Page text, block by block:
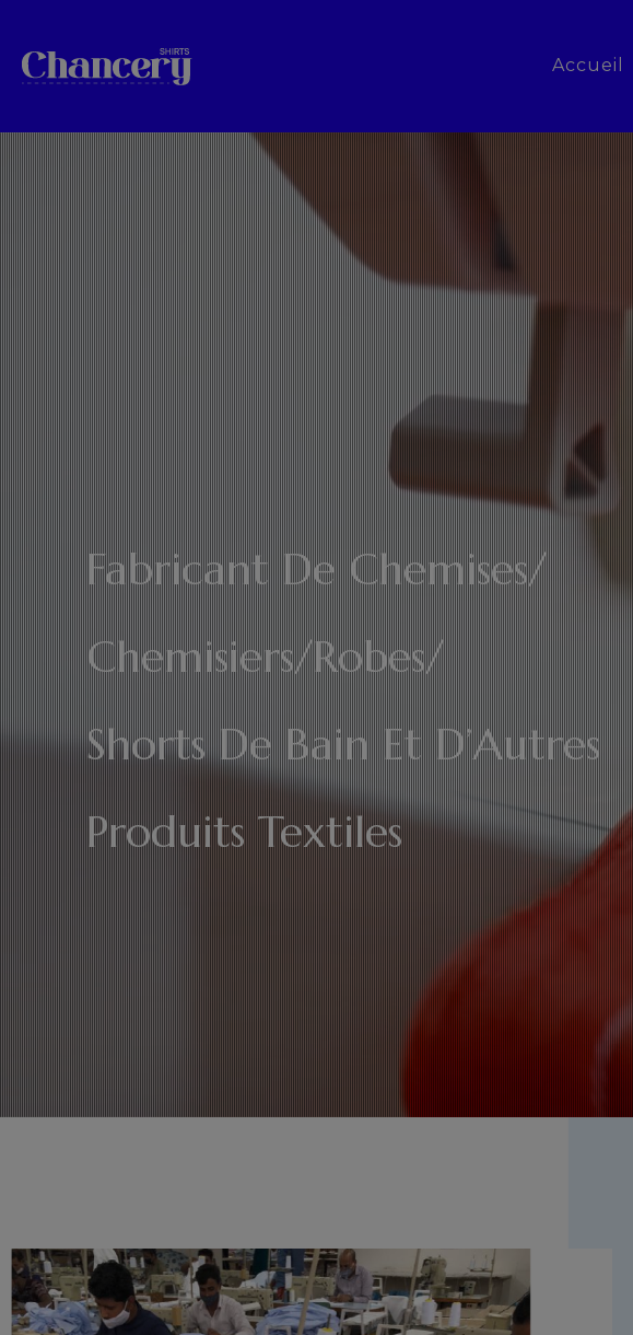
Accueil
Fabricant De Chemises/
Chemisiers/Robes/
Shorts De Bain Et D’Autres
Produits Textiles